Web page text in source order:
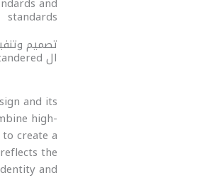
standards
تصميم
ال Standered العالمي
and its
high-
create a
the
and